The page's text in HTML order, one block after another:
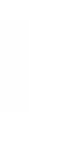
la instal·lació
el
que siguin
tenir en
de
recollida